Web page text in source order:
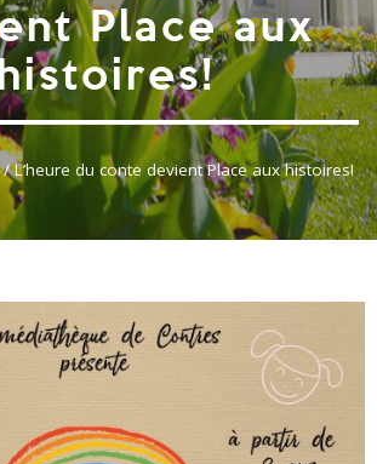
Place aux
L’heure du conte devient Place aux histoires!